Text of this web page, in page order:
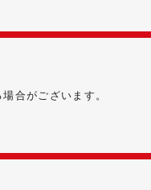
合がございます。